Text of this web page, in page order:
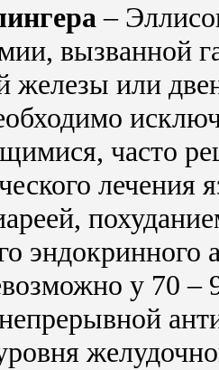
–
вызванной
железы или
часто
лечения
эндокринного
у 70 –